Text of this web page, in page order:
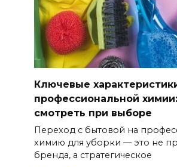
Ключевые
профессиональной
смотреть при выборе
Переход с бытовой на
химию для уборки — это не
бренда, а стратегическое